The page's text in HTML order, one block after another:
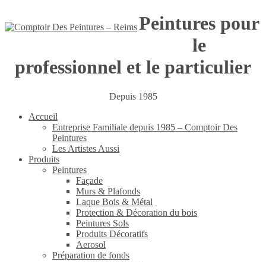
Peintures pour
le
professionnel et le particulier
Depuis 1985
Accueil
Entreprise Familiale depuis 1985 – Comptoir Des
Peintures
Les Artistes Aussi
Produits
Peintures
Façade
Murs & Plafonds
Laque Bois & Métal
Protection & Décoration du bois
Peintures Sols
Produits Décoratifs
Aerosol
Préparation de fonds